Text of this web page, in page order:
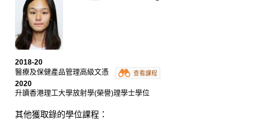
2018-20
醫療及保健產品管理高級文憑
查看課程
2020
升讀香港理工大學放射學(榮譽)理學士學位
其他獲取錄的學位課程：